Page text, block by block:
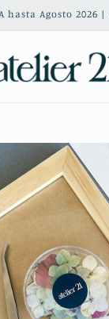
hasta Agosto 2026